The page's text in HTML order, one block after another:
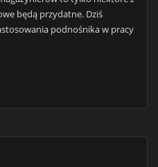
będą przydatne. Dziś
podnośnika w pracy